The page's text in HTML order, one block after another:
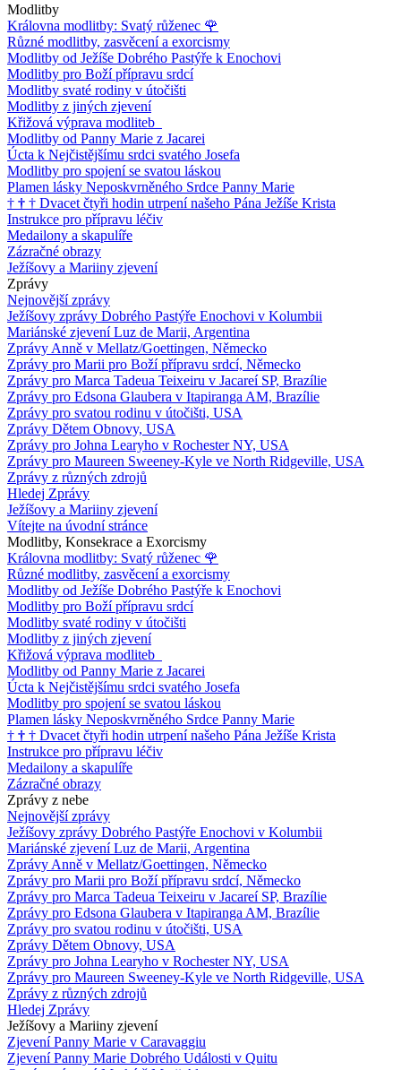
Modlitby
Královna modlitby: Svatý růženec 🌹
Různé modlitby, zasvěcení a exorcismy
Modlitby od Ježíše Dobrého Pastýře k Enochovi
Modlitby pro Boží přípravu srdcí
Modlitby svaté rodiny v útočišti
Modlitby z jiných zjevení
Křižová výprava modliteb
Modlitby od Panny Marie z Jacarei
Úcta k Nejčistějšímu srdci svatého Josefa
Modlitby pro spojení se svatou láskou
Plamen lásky Neposkvrněného Srdce Panny Marie
† † † Dvacet čtyři hodin utrpení našeho Pána Ježíše Krista
Instrukce pro přípravu léčiv
Medailony a skapulíře
Zázračné obrazy
Ježíšovy a Mariiny zjevení
Zprávy
Nejnovější zprávy
Ježíšovy zprávy Dobrého Pastýře Enochovi v Kolumbii
Mariánské zjevení Luz de Marii, Argentina
Zprávy Anně v Mellatz/Goettingen, Německo
Zprávy pro Marii pro Boží přípravu srdcí, Německo
Zprávy pro Marca Tadeua Teixeiru v Jacareí SP, Brazílie
Zprávy pro Edsona Glaubera v Itapiranga AM, Brazílie
Zprávy pro svatou rodinu v útočišti, USA
Zprávy Dětem Obnovy, USA
Zprávy pro Johna Learyho v Rochester NY, USA
Zprávy pro Maureen Sweeney-Kyle ve North Ridgeville, USA
Zprávy z různých zdrojů
Hledej Zprávy
Ježíšovy a Mariiny zjevení
Vítejte na úvodní stránce
Modlitby, Konsekrace a Exorcismy
Královna modlitby: Svatý růženec 🌹
Různé modlitby, zasvěcení a exorcismy
Modlitby od Ježíše Dobrého Pastýře k Enochovi
Modlitby pro Boží přípravu srdcí
Modlitby svaté rodiny v útočišti
Modlitby z jiných zjevení
Křižová výprava modliteb
Modlitby od Panny Marie z Jacarei
Úcta k Nejčistějšímu srdci svatého Josefa
Modlitby pro spojení se svatou láskou
Plamen lásky Neposkvrněného Srdce Panny Marie
† † † Dvacet čtyři hodin utrpení našeho Pána Ježíše Krista
Instrukce pro přípravu léčiv
Medailony a skapulíře
Zázračné obrazy
Zprávy z nebe
Nejnovější zprávy
Ježíšovy zprávy Dobrého Pastýře Enochovi v Kolumbii
Mariánské zjevení Luz de Marii, Argentina
Zprávy Anně v Mellatz/Goettingen, Německo
Zprávy pro Marii pro Boží přípravu srdcí, Německo
Zprávy pro Marca Tadeua Teixeiru v Jacareí SP, Brazílie
Zprávy pro Edsona Glaubera v Itapiranga AM, Brazílie
Zprávy pro svatou rodinu v útočišti, USA
Zprávy Dětem Obnovy, USA
Zprávy pro Johna Learyho v Rochester NY, USA
Zprávy pro Maureen Sweeney-Kyle ve North Ridgeville, USA
Zprávy z různých zdrojů
Hledej Zprávy
Ježíšovy a Mariiny zjevení
Zjevení Panny Marie v Caravaggiu
Zjevení Panny Marie Dobrého Události v Quitu